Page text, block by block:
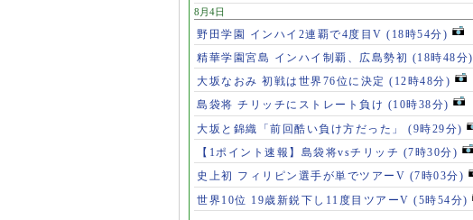
8月4日
野田学園 インハイ2連覇で4度目V (18時54分)
精華学園宮島 インハイ制覇、広島勢初 (18時48分)
大坂なおみ 初戦は世界76位に決定 (12時48分)
島袋将 チリッチにストレート負け (10時38分)
大坂と錦織「前回酷い負け方だった」 (9時29分)
【1ポイント速報】島袋将vsチリッチ (7時30分)
史上初 フィリピン選手が単でツアーV (7時03分)
世界10位 19歳新鋭下し11度目ツアーV (5時54分)